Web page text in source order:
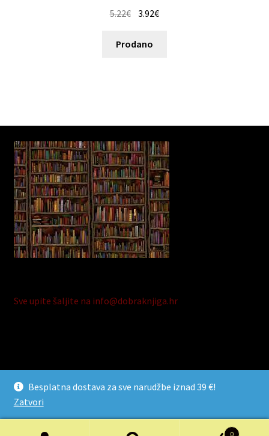
5.22€ 3.92€
Prodano
Sve upite šaljite na info@dobraknjiga.hr
Razvijeno s Storefront i WooCommerce.
0
Besplatna dostava za sve narudžbe iznad 39 €!
Zatvori